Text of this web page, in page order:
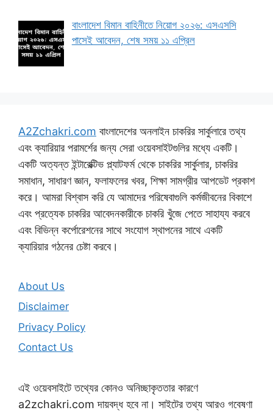
বাংলাদেশ বিমান বাহিনীতে নিয়োগ ২০২৬: এসএসসি
পাসেই আবেদন, শেষ সময় ১১ এপ্রিল
A2Zchakri.com বাংলাদেশের অনলাইন চাকরির সার্কুলারে তথ্য
এবং ক্যারিয়ার পরামর্শের জন্য সেরা ওয়েবসাইটগুলির মধ্যে একটি।
একটি অত্যন্ত ইন্টারেক্টিভ প্ল্যাটফর্ম থেকে চাকরির সার্কুলার, চাকরির
সমাধান, সাধারণ জ্ঞান, ফলাফলের খবর, শিক্ষা সামগ্রীর আপডেট প্রকাশ
করে। আমরা বিশ্বাস করি যে আমাদের পরিষেবাগুলি কর্মজীবনের বিকাশে
এবং প্রত্যেক চাকরির আবেদনকারীকে চাকরি খুঁজে পেতে সাহায্য করবে
এবং বিভিন্ন কর্পোরেশনের সাথে সংযোগ স্থাপনের সাথে একটি
ক্যারিয়ার গঠনের চেষ্টা করবে।
About Us
Disclaimer
Privacy Policy
Contact Us
এই ওয়েবসাইটে তথ্যের কোনও অনিচ্ছাকৃততার কারণে
a2zchakri.com দায়বদ্ধ হবে না। সাইটের তথ্য আরও গবেষণা